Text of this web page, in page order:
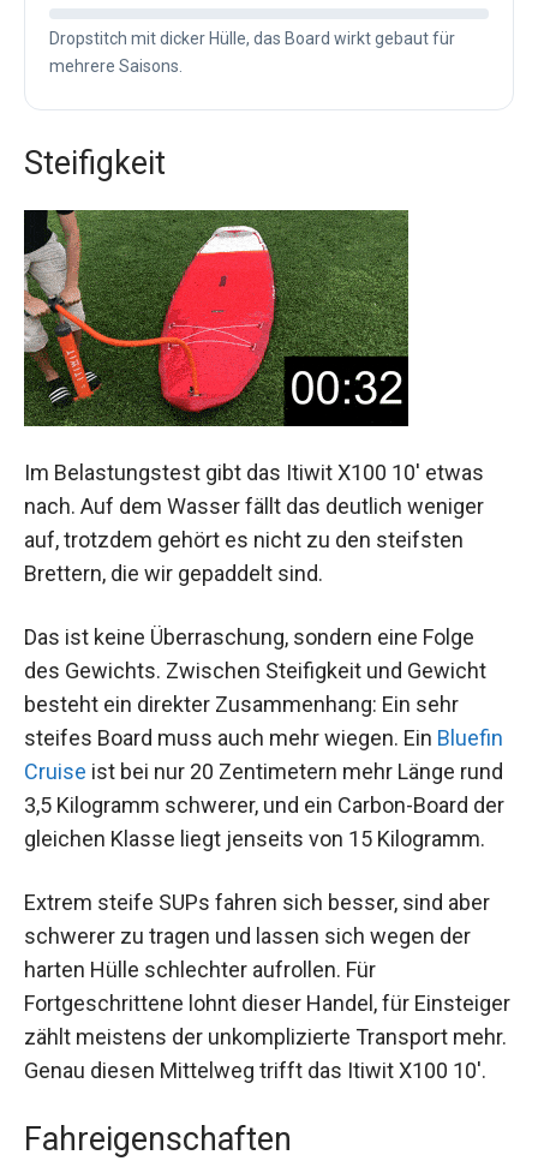
Dropstitch mit dicker Hülle, das Board wirkt gebaut für
mehrere Saisons.
Steifigkeit
Im Belastungstest gibt das Itiwit X100 10' etwas
nach. Auf dem Wasser fällt das deutlich weniger
auf, trotzdem gehört es nicht zu den steifsten
Brettern, die wir gepaddelt sind.
Das ist keine Überraschung, sondern eine Folge
des Gewichts. Zwischen Steifigkeit und Gewicht
besteht ein direkter Zusammenhang: Ein sehr
steifes Board muss auch mehr wiegen. Ein Bluefin
Cruise ist bei nur 20 Zentimetern mehr Länge rund
3,5 Kilogramm schwerer, und ein Carbon-Board der
gleichen Klasse liegt jenseits von 15 Kilogramm.
Extrem steife SUPs fahren sich besser, sind aber
schwerer zu tragen und lassen sich wegen der
harten Hülle schlechter aufrollen. Für
Fortgeschrittene lohnt dieser Handel, für Einsteiger
zählt meistens der unkomplizierte Transport mehr.
Genau diesen Mittelweg trifft das Itiwit X100 10'.
Fahreigenschaften